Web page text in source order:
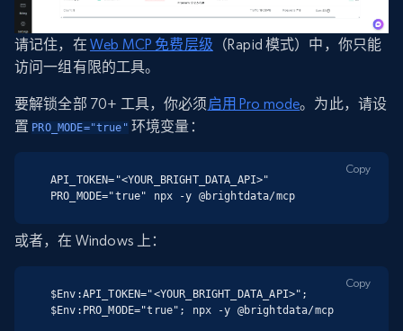
请记住，在 Web MCP 免费层级 （Rapid 模式）中，你只能
访问一组有限的工具。
要解锁全部 70+ 工具，你必须启用 Pro mode。为此，请设
置 PRO_MODE="true" 环境变量：
API_TOKEN="<YOUR_BRIGHT_DATA_API>"
PRO_MODE="true" npx -y @brightdata/mcp
Copy
或者，在 Windows 上：
$Env:API_TOKEN="<YOUR_BRIGHT_DATA_API>";
$Env:PRO_MODE="true"; npx -y @brightdata/mcp
Copy